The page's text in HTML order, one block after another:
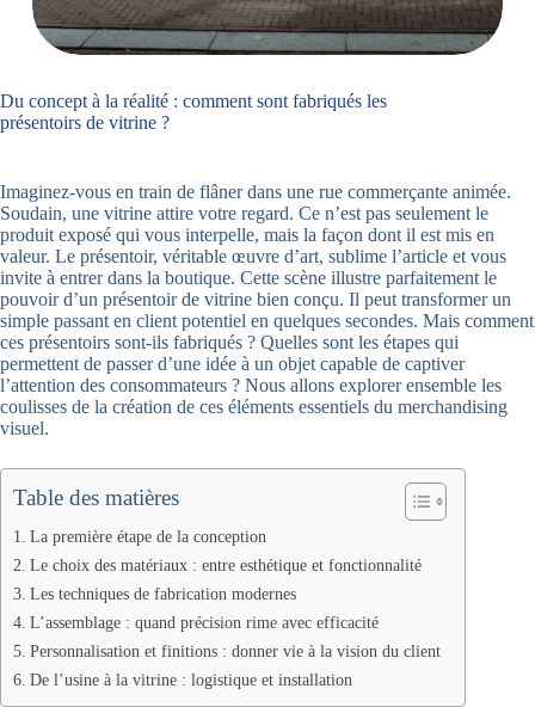
Du concept à la réalité : comment sont fabriqués les
présentoirs de vitrine ?
Imaginez-vous en train de flâner dans une rue commerçante animée.
Soudain, une vitrine attire votre regard. Ce n’est pas seulement le
produit exposé qui vous interpelle, mais la façon dont il est mis en
valeur. Le présentoir, véritable œuvre d’art, sublime l’article et vous
invite à entrer dans la boutique. Cette scène illustre parfaitement le
pouvoir d’un présentoir de vitrine bien conçu. Il peut transformer un
simple passant en client potentiel en quelques secondes. Mais comment
ces présentoirs sont-ils fabriqués ? Quelles sont les étapes qui
permettent de passer d’une idée à un objet capable de captiver
l’attention des consommateurs ? Nous allons explorer ensemble les
coulisses de la création de ces éléments essentiels du merchandising
visuel.
Table des matières
La première étape de la conception
Le choix des matériaux : entre esthétique et fonctionnalité
Les techniques de fabrication modernes
L’assemblage : quand précision rime avec efficacité
Personnalisation et finitions : donner vie à la vision du client
De l’usine à la vitrine : logistique et installation